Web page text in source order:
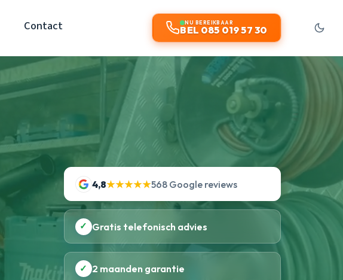
Contact NU BEREIKBAAR
BEL 085 019 57 30
4,8★★★★★568 Google reviews
✓ Gratis telefonisch advies
✓ 2 maanden garantie